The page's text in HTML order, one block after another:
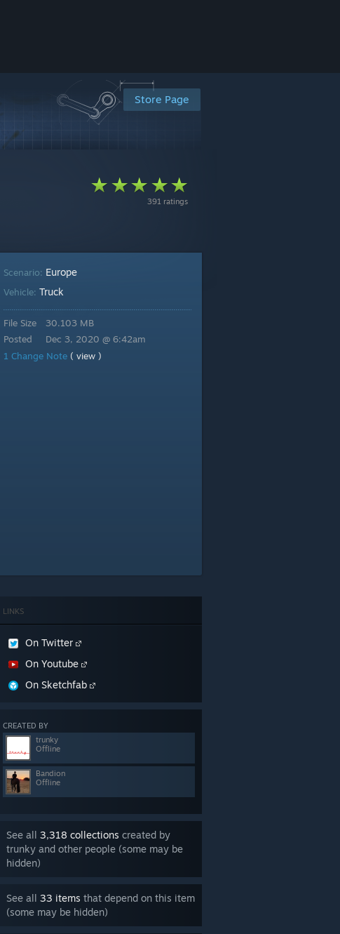
Store Page
391 ratings
Scenario: Europe
Vehicle: Truck
File Size
Posted
30.103 MB
Dec 3, 2020 @ 6:42am
1 Change Note ( view )
LINKS
On Twitter
On Youtube
On Sketchfab
CREATED BY
trunky
Offline
Bandion
Offline
See all 3,318 collections created by
trunky and other people (some may be
hidden)
See all 33 items that depend on this item
(some may be hidden)